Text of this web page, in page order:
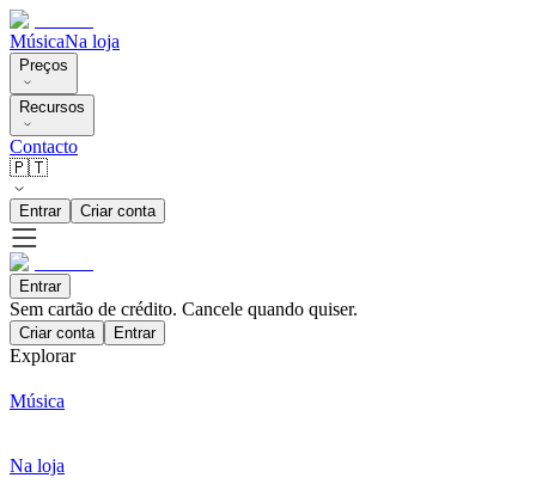
MúsicaNa loja
Preços
Recursos
Contacto
🇵🇹
Entrar Criar conta
Entrar
Sem cartão de crédito. Cancele quando quiser.
Criar conta Entrar
Explorar
Música
Na loja